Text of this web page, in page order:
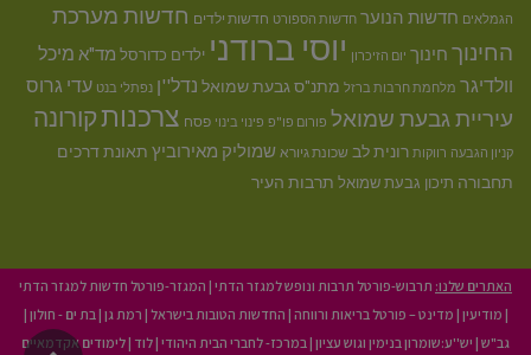
הגמלאים חדשות הנוער חדשות הספורט חדשות ילדים חדשות מערכת
החינוך חינוך יום הזיכרון יוסי ברודני ילדים כדורסל מד"א מיכל
וולדיגר מלחמת חרבות ברזל מתנ"ס גבעת שמואל נדל''ן נפתלי בנט עדי גרוס
עיריית גבעת שמואל פורום פו"פ פינוי בינוי פסח צרכנותקורונה
קניון הגבעה רווקות רונית לב שכונת גיורא שמוליק מאירוביץ תאונת דרכים
תחבורה תיכון גבעת שמואל תרבות העיר
האתרים שלנו: תרבוש-פורטל תרבות ונופש למגזר הדתי | המגזר-פורטל חדשות למגזר הדתי
| מודיעין | מדינט – פורטל בריאות ורווחה | החדשות הטובות בישראל | רמת גן |בת ים - חולון |
גב"ש | יש''ע:שומרון בנימין וגוש עציון |במרכז- לחברי הבית היהודי |לוד |לימודים אקדמאיים